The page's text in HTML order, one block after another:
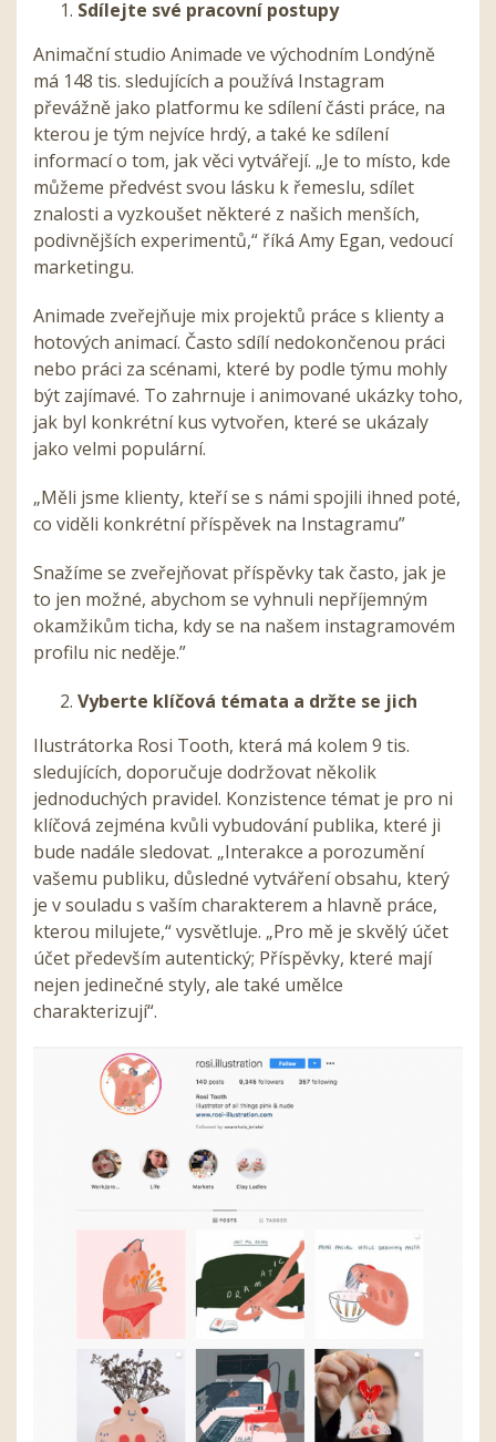
Sdílejte své pracovní postupy
Animační studio Animade ve východním Londýně
má 148 tis. sledujících a používá Instagram
převážně jako platformu ke sdílení části práce, na
kterou je tým nejvíce hrdý, a také ke sdílení
informací o tom, jak věci vytvářejí. „Je to místo, kde
můžeme předvést svou lásku k řemeslu, sdílet
znalosti a vyzkoušet některé z našich menších,
podivnějších experimentů,“ říká Amy Egan, vedoucí
marketingu.
Animade zveřejňuje mix projektů práce s klienty a
hotových animací. Často sdílí nedokončenou práci
nebo práci za scénami, které by podle týmu mohly
být zajímavé. To zahrnuje i animované ukázky toho,
jak byl konkrétní kus vytvořen, které se ukázaly
jako velmi populární.
„Měli jsme klienty, kteří se s námi spojili ihned poté,
co viděli konkrétní příspěvek na Instagramu”
Snažíme se zveřejňovat příspěvky tak často, jak je
to jen možné, abychom se vyhnuli nepříjemným
okamžikům ticha, kdy se na našem instagramovém
profilu nic neděje.”
Vyberte klíčová témata a držte se jich
Ilustrátorka Rosi Tooth, která má kolem 9 tis.
sledujících, doporučuje dodržovat několik
jednoduchých pravidel. Konzistence témat je pro ni
klíčová zejména kvůli vybudování publika, které ji
bude nadále sledovat. „Interakce a porozumění
vašemu publiku, důsledné vytváření obsahu, který
je v souladu s vaším charakterem a hlavně práce,
kterou milujete,“ vysvětluje. „Pro mě je skvělý účet
účet především autentický; Příspěvky, které mají
nejen jedinečné styly, ale také umělce
charakterizují“.